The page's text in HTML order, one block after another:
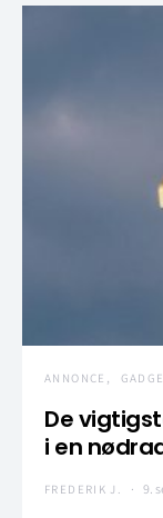
ANNONCE
De
i en
FREDERIK J. 9.